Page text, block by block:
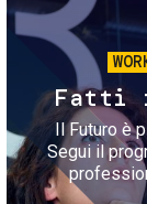
Fatti
Il Futuro è
Segui il